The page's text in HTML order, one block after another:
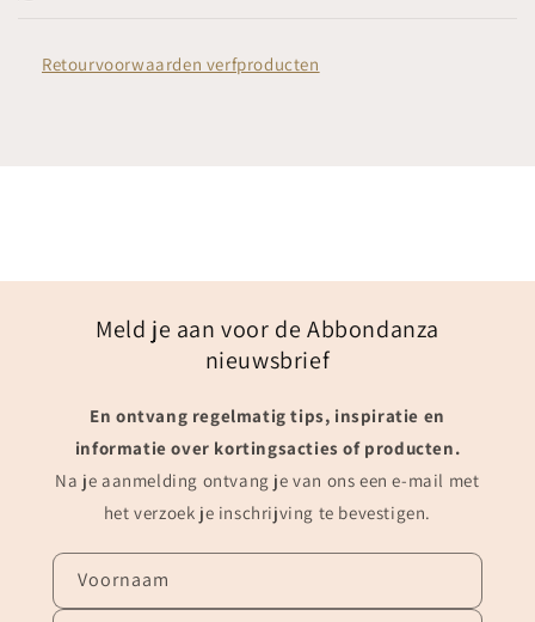
Retourvoorwaarden verfproducten
Meld je aan voor de Abbondanza
nieuwsbrief
En ontvang regelmatig tips, inspiratie en
informatie over kortingsacties of producten.
Na je aanmelding ontvang je van ons een e-mail met
het verzoek je inschrijving te bevestigen.
Voornaam